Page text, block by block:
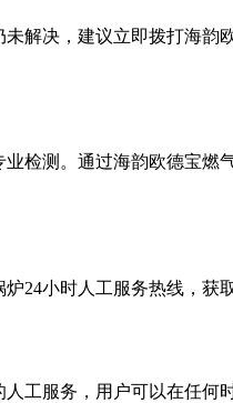
解决，建议立即拨打海韵
检测。通过海韵欧德宝燃
24小时人工服务热线，获
工服务，用户可以在任何